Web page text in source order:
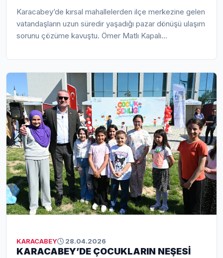
Karacabey’de kırsal mahallelerden ilçe merkezine gelen
vatandaşların uzun süredir yaşadığı pazar dönüşü ulaşım
sorunu çözüme kavuştu. Ömer Matlı Kapalı
zorunda kalan vatandaşlar için köy otobüslerinin
güzergâhı yeniden düzenlendi. Belediye Başkanı Fatih
Karabatı’nın talimatı sonrası BURULAŞ iş birliğiyle hayata
geçirilen uygulama sayesinde otobüsler artık doğrudan
pazaryeri önünden kalkacak. Salı günleri belirlenen
saatlerde hizmet verecek yeni sistemle birlikte özellikle
yaşlılar ve kadınlar başta olmak üzere binlerce
vatandaşın günlük yaşamı önemli ölçüde kolaylaşacak.
KARACABEY 28.04.2026
KARACABEY’DE ÇOCUKLARIN NEŞESİ